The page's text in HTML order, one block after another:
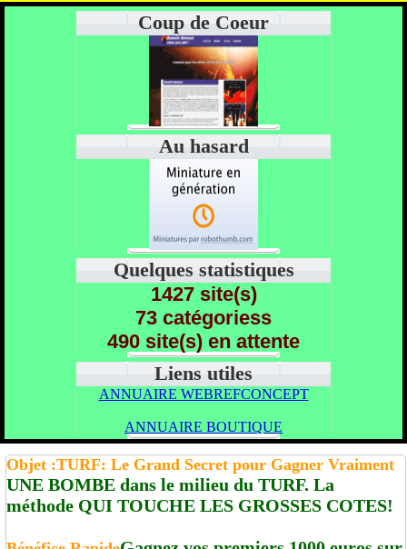
Coup de Coeur
Au hasard
Quelques statistiques
1427 site(s)
73 catégoriess
490 site(s) en attente
Liens utiles
ANNUAIRE WEBREFCONCEPT
ANNUAIRE BOUTIQUE
Objet :TURF: Le Grand Secret pour Gagner Vraiment
UNE BOMBE dans le milieu du TURF. La
méthode QUI TOUCHE LES GROSSES COTES!